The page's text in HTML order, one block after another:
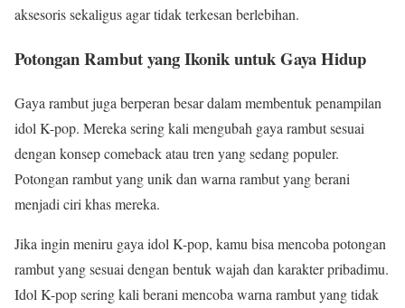
aksesoris sekaligus agar tidak terkesan berlebihan.
Potongan Rambut yang Ikonik untuk Gaya Hidup
Gaya rambut juga berperan besar dalam membentuk penampilan
idol K-pop. Mereka sering kali mengubah gaya rambut sesuai
dengan konsep comeback atau tren yang sedang populer.
Potongan rambut yang unik dan warna rambut yang berani
menjadi ciri khas mereka.
Jika ingin meniru gaya idol K-pop, kamu bisa mencoba potongan
rambut yang sesuai dengan bentuk wajah dan karakter pribadimu.
Idol K-pop sering kali berani mencoba warna rambut yang tidak